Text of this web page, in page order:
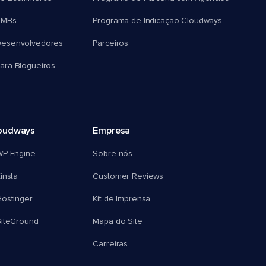
Blogueiros
Programa de Indicação Cloudways
Parceiros
Engine
Empresa
Sobre nós
Customer Reviews
Kit de Imprensa
Mapa do Site
Carreiras